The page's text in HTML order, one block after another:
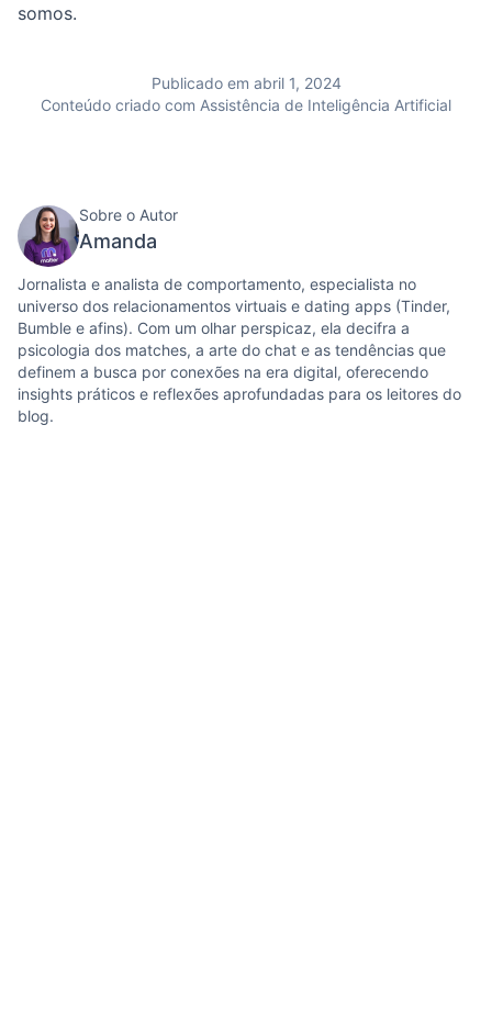
somos.
Publicado em abril 1, 2024
Conteúdo criado com Assistência de Inteligência Artificial
Sobre o Autor
Amanda
Jornalista e analista de comportamento, especialista no
universo dos relacionamentos virtuais e dating apps (Tinder,
Bumble e afins). Com um olhar perspicaz, ela decifra a
psicologia dos matches, a arte do chat e as tendências que
definem a busca por conexões na era digital, oferecendo
insights práticos e reflexões aprofundadas para os leitores do
blog.